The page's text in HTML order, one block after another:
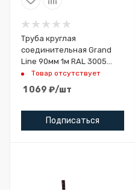
Труба круглая
соединительная Grand
Line 90мм 1м RAL 3005
красное вино
Товар отсутствует
1 069 ₽/шт
Подписаться